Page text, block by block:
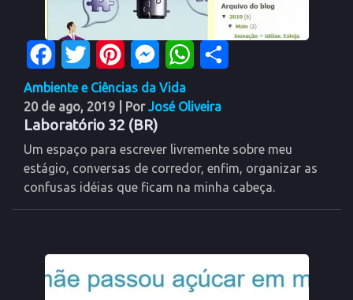
FacebookTwitter PinterestMessengerWhatsApp
Ambiente e Ciências da Vida
20 de ago, 2019
| PorJosé Oliveira
Laboratório 32 (BR)
Um espaço para escrever livremente sobre meu
estágio, conversas de corredor, enfim, organizar as
confusas idéias que ficam na minha cabeça.